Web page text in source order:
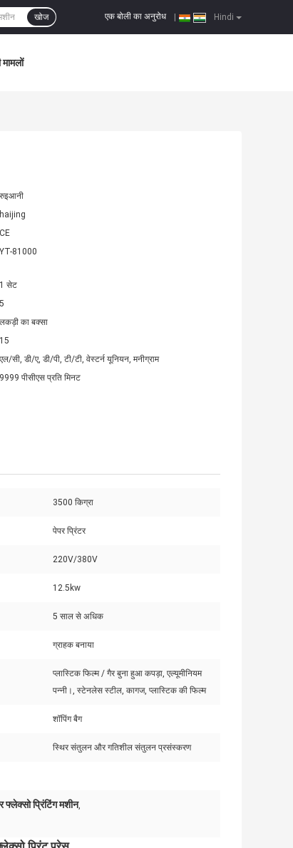
Hindi
एक बोली का अनुरोध
खोज
रुइआनी
haijing
CE
YT-81000
1 सेट
5
लकड़ी का बक्सा
15
एल/सी, डी/ए, डी/पी, टी/टी, वेस्टर्न यूनियन, मनीग्राम
9999 पीसीएस प्रति मिनट
3500 किग्रा
पेपर प्रिंटर
220V/380V
12.5kw
5 साल से अधिक
ग्राहक बनाया
प्लास्टिक फिल्म / गैर बुना हुआ कपड़ा, एल्यूमीनियम
पन्नी।, स्टेनलेस स्टील, कागज, प्लास्टिक की फिल्म
शॉपिंग बैग
स्थिर संतुलन और गतिशील संतुलन प्रसंस्करण
प्रिंटिंग मशीन,